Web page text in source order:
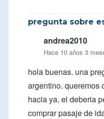
pregunta sobre
andrea2010
Hace 10 años 3
hola buenas. una
argentino. queremos
hacia ya, el deberia
comprar pasaje de